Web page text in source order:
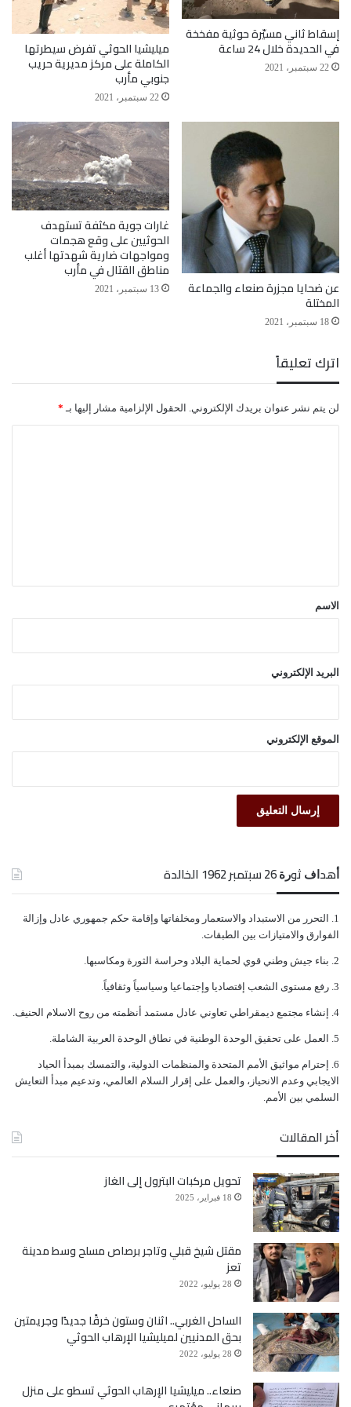
إسقاط ثاني مسيّرة حوثية مفخخة
في الحديدة خلال 24 ساعة
22 سبتمبر، 2021
ميليشيا الحوثي تفرض سيطرتها
الكاملة على مركز مديرية حريب
جنوبي مأرب
22 سبتمبر، 2021
عن ضحايا مجزرة صنعاء والجماعة
المختلة
18 سبتمبر، 2021
غارات جوية مكثفة تستهدف
الحوثيين على وقع هجمات
ومواجهات ضارية شهدتها أغلب
مناطق القتال في مأرب
13 سبتمبر، 2021
اترك تعليقاً
لن يتم نشر عنوان بريدك الإلكتروني. الحقول الإلزامية مشار إليها بـ *
*الاسم
البريد الإلكتروني
الموقع الإلكتروني
ﺃﻫﺪﺍﻑ ﺛﻮﺭﺓ 26 ﺳﺒﺘﻤﺒﺮ 1962 الخالدة
ﺍﻟﺘﺤﺮﺭ ﻣﻦ ﺍﻻﺳﺘﺒﺪﺍﺩ ﻭﺍﻻﺳﺘﻌﻤﺎﺭ ﻭﻣﺨﻠﻔﺎﺗﻬﺎ ﻭﺇﻗﺎﻣﺔ ﺣﻜﻢ ﺟﻤﻬﻮﺭﻱ ﻋﺎﺩﻝ ﻭﺇﺯﺍﻟﺔ
ﺍﻟﻔﻮﺍﺭﻕ ﻭﺍﻻﻣﺘﻴﺎﺯﺍﺕ ﺑﻴﻦ ﺍﻟﻄﺒﻘﺎﺕ.
ﺑﻨﺎﺀ ﺟﻴﺶ ﻭﻃﻨﻲ ﻗﻮﻱ ﻟﺤﻤﺎﻳﺔ ﺍﻟﺒﻼﺩ ﻭﺣﺮﺍﺳﺔ ﺍﻟﺜﻮﺭﺓ ﻭﻣﻜﺎﺳﺒﻬﺎ.
ﺭﻓﻊ ﻣﺴﺘﻮﻯ ﺍﻟﺸﻌﺐ ﺇﻗﺘﺼﺎﺩﻳﺎ ﻭﺇﺟﺘﻤﺎﻋﻴﺎ ﻭﺳﻴﺎﺳﻴﺎً ﻭﺛﻘﺎﻓﻴﺎً.
ﺇﻧﺸﺎﺀ ﻣﺠﺘﻤﻊ ﺩﻳﻤﻘﺮﺍﻃﻲ ﺗﻌﺎﻭﻧﻲ ﻋﺎﺩﻝ ﻣﺴﺘﻤﺪ ﺃﻧﻈﻤﺘﻪ ﻣﻦ ﺭﻭﺡ ﺍﻻﺳﻼﻡ ﺍﻟﺤﻨﻴﻒ.
ﺍﻟﻌﻤﻞ ﻋﻠﻰ ﺗﺤﻘﻴﻖ ﺍﻟﻮﺣﺪﺓ ﺍﻟﻮﻃﻨﻴﺔ ﻓﻲ ﻧﻄﺎﻕ ﺍﻟﻮﺣﺪﺓ ﺍﻟﻌﺮﺑﻴﺔ ﺍﻟﺸﺎﻣﻠﺔ.
ﺇﺣﺘﺮﺍﻡ ﻣﻮﺍﺛﻴﻖ الأﻣﻢ ﺍﻟﻤﺘﺤﺪﺓ ﻭﺍﻟﻤﻨﻈﻤﺎﺕ ﺍﻟﺪﻭﻟﻴﺔ، ﻭﺍﻟﺘﻤﺴﻚ ﺑﻤﺒﺪﺃ ﺍﻟﺤﻴﺎﺩ
ﺍﻻﻳﺠﺎﺑﻲ ﻭﻋﺪﻡ ﺍﻻﻧﺤﻴﺎﺯ، ﻭﺍﻟﻌﻤﻞ ﻋﻠﻰ ﺇﻗﺮﺍﺭ ﺍﻟﺴﻼﻡ ﺍﻟﻌﺎﻟﻤﻲ، ﻭﺗﺪﻋﻴﻢ ﻣﺒﺪﺃ ﺍﻟﺘﻌﺎﻳﺶ
ﺍﻟﺴﻠﻤﻲ ﺑﻴﻦ ﺍﻷﻣﻢ.
أخر المقالات
تحويل مركبات البترول إلى الغاز
18 فبراير، 2025
مقتل شيخ قبلي وتاجر برصاص مسلح وسط مدينة
تعز
28 يوليو، 2022
الساحل الغربي.. اثنان وستون خرقًا جديدًا وجريمتين
بحق المدنيين لميليشيا الإرهاب الحوثي
28 يوليو، 2022
صنعاء.. ميليشيا الإرهاب الحوثي تسطو على منزل